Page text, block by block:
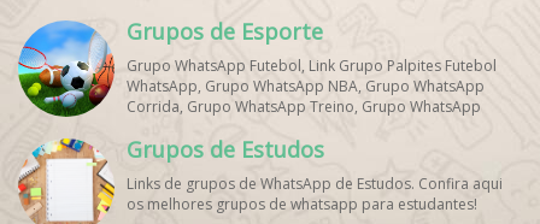
Grupos de Esporte
Grupo WhatsApp Futebol, Link Grupo Palpites Futebol
WhatsApp, Grupo WhatsApp NBA, Grupo WhatsApp
Corrida, Grupo WhatsApp Treino, Grupo WhatsApp
WhatsApp, Grupo de Torcedores [Nome do Time]
WhatsApp, Link de Grupos de Esporte Grátis, Grupo
WhatsApp Dicas de Treino, Grupo WhatsApp Futebol Ao
Vivo. Grupo WhatsApp Esporte, Grupos de Esporte
Grupos de Estudos
Links de grupos de WhatsApp de Estudos. Confira aqui
os melhores grupos de whatsapp para estudantes!